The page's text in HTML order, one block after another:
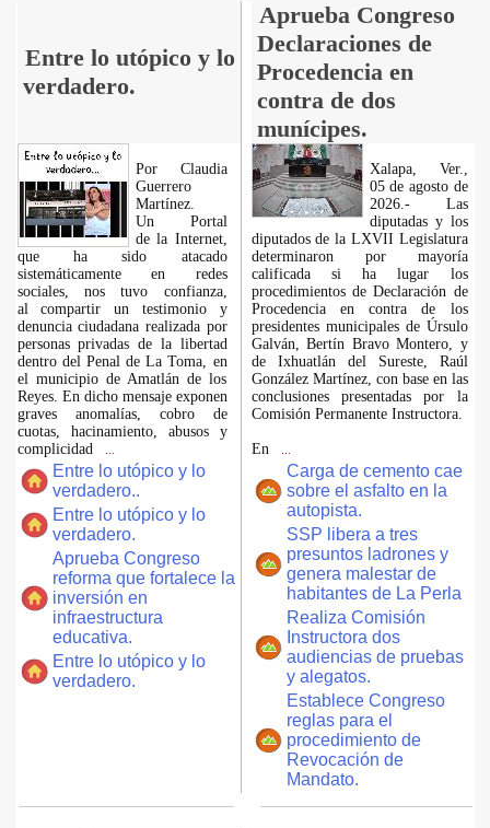
Entre lo utópico y lo
verdadero.
Aprueba Congreso
Declaraciones de
Procedencia en
contra de dos
munícipes.
Por Claudia
Guerrero
Martínez.
​Un Portal
de la Internet,
que ha sido atacado
sistemáticamente en redes
sociales, nos tuvo confianza,
al compartir un testimonio y
denuncia ciudadana realizada por
personas privadas de la libertad
dentro del Penal de La Toma, en
el municipio de Amatlán de los
Reyes. En dicho mensaje exponen
graves anomalías, cobro de
cuotas, hacinamiento, abusos y
complicidad
Entre lo utópico y lo
verdadero..
Entre lo utópico y lo
verdadero.
Aprueba Congreso
reforma que fortalece la
inversión en
infraestructura
educativa.
Entre lo utópico y lo
verdadero.
Xalapa, Ver.,
05 de agosto de
2026.- Las
diputadas y los
diputados de la LXVII Legislatura
determinaron por mayoría
calificada si ha lugar los
procedimientos de Declaración de
Procedencia en contra de los
presidentes municipales de Úrsulo
Galván, Bertín Bravo Montero, y
de Ixhuatlán del Sureste, Raúl
González Martínez, con base en las
conclusiones presentadas por la
Comisión Permanente Instructora.
En
Carga de cemento cae
sobre el asfalto en la
autopista.
SSP libera a tres
presuntos ladrones y
genera malestar de
habitantes de La Perla
Realiza Comisión
Instructora dos
audiencias de pruebas
y alegatos.
Establece Congreso
reglas para el
procedimiento de
Revocación de
Mandato.